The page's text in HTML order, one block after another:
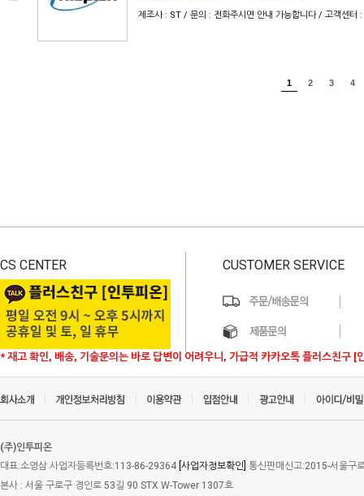
제조사 : ST / 문의 : 전화주시면 안내 가능합니다 / 고객센터
1 2 3 4
CS CENTER
* 재고 확인, 배송, 기술문의는 바로 답변이 어려우니, 가급적 카카오톡 플러스친구 [
CUSTOMER SERVICE
(주)인투피온
대표:소영삼 사업자등록번호:113-86-29364 [사업자정보확인] 통신판매신고:2015-서울구
본사 : 서울 구로구 경인로 53길 90 STX W-Tower 1307호